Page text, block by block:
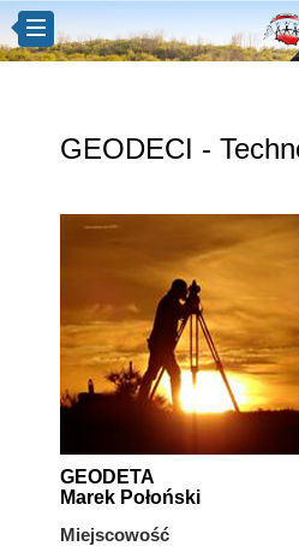
GEODECI -
GEODETA
Marek Połoński
Miejscowość